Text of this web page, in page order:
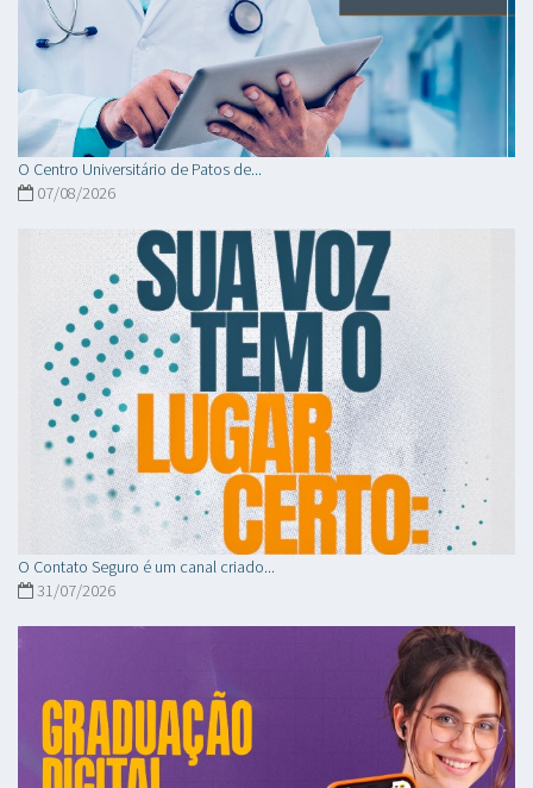
O Centro Universitário de Patos de...
07/08/2026
O Contato Seguro é um canal criado...
31/07/2026